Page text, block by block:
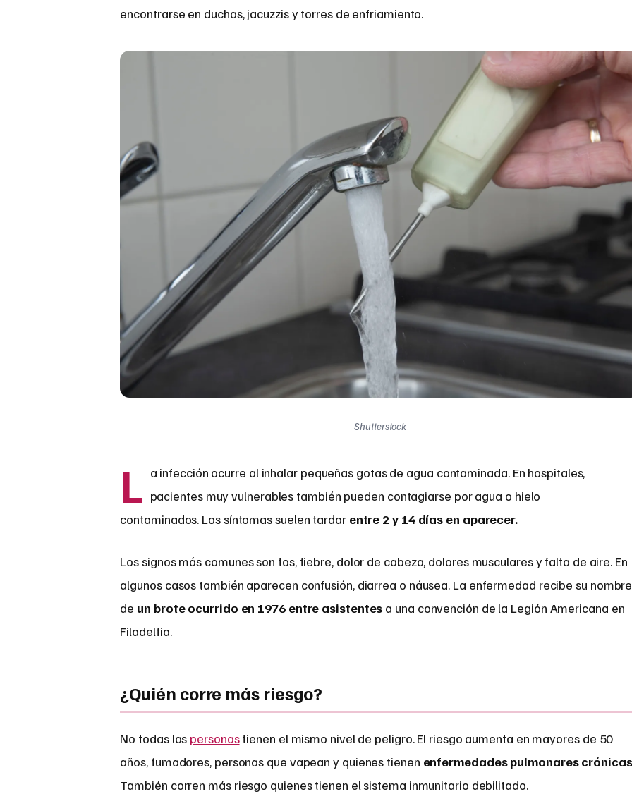
encontrarse en duchas, jacuzzis y torres de enfriamiento.
Shutterstock
L a infección ocurre al inhalar pequeñas gotas de agua contaminada. En hospitales,
pacientes muy vulnerables también pueden contagiarse por agua o hielo
contaminados. Los síntomas suelen tardar entre 2 y 14 días en aparecer.
Los signos más comunes son tos, fiebre, dolor de cabeza, dolores musculares y falta de aire. En
algunos casos también aparecen confusión, diarrea o náusea. La enfermedad recibe su nombre
de un brote ocurrido en 1976 entre asistentes a una convención de la Legión Americana en
Filadelfia.
¿Quién corre más riesgo?
No todas las personastienen el mismo nivel de peligro. El riesgo aumenta en mayores de 50
años, fumadores, personas que vapean y quienes tienen enfermedades pulmonares crónicas
También corren más riesgo quienes tienen el sistema inmunitario debilitado.